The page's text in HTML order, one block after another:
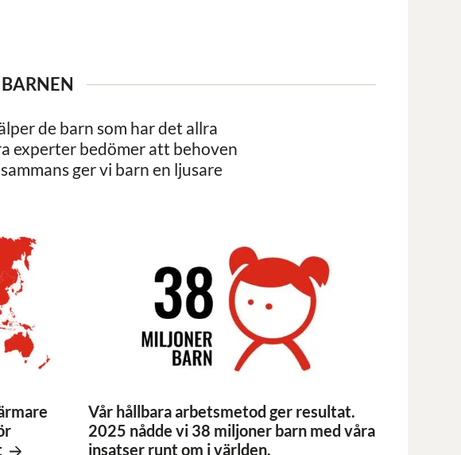
de barn som har det allra
experter bedömer att behoven
ger vi barn en ljusare
Vår hållbara arbetsmetod ger resultat.
2025 nådde vi 38 miljoner barn med våra
insatser runt om i världen.